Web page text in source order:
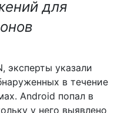
для
, эксперты указали
в течение
Android попал в
у него выявлено